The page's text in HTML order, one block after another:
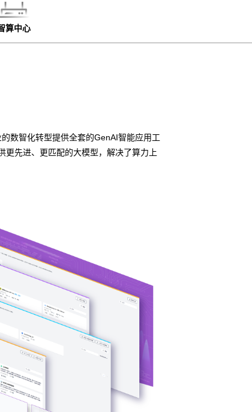
算中心
数智化转型提供全套的GenAI智能应用工
更先进、更匹配的大模型，解决了算力上
GPU异
模型、芯